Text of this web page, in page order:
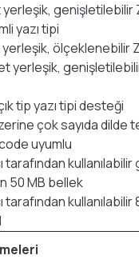
genişletilebilir
yazı tipi
ölçeklenebilir
yerleşik,
tip yazı tipi desteği
çok sayıda dilde
uyumlu
tarafından
50 MB bellek
tarafından kullanılabilir